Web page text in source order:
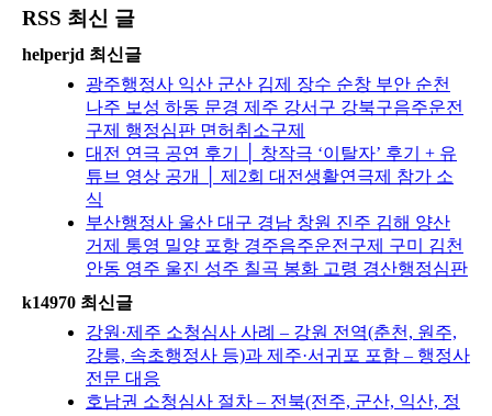
RSS 최신 글
helperjd 최신글
광주행정사 익산 군산 김제 장수 순창 부안 순천
나주 보성 하동 문경 제주 강서구 강북구음주운전
구제 행정심판 면허취소구제
대전 연극 공연 후기 │ 창작극 ‘이탈자’ 후기 + 유
튜브 영상 공개 │ 제2회 대전생활연극제 참가 소
식
부산행정사 울산 대구 경남 창원 진주 김해 양산
거제 통영 밀양 포항 경주음주운전구제 구미 김천
안동 영주 울진 성주 칠곡 봉화 고령 경산행정심판
k14970 최신글
강원·제주 소청심사 사례 – 강원 전역(춘천, 원주,
강릉, 속초행정사 등)과 제주·서귀포 포함 – 행정사
전문 대응
호남권 소청심사 절차 – 전북(전주, 군산, 익산, 정